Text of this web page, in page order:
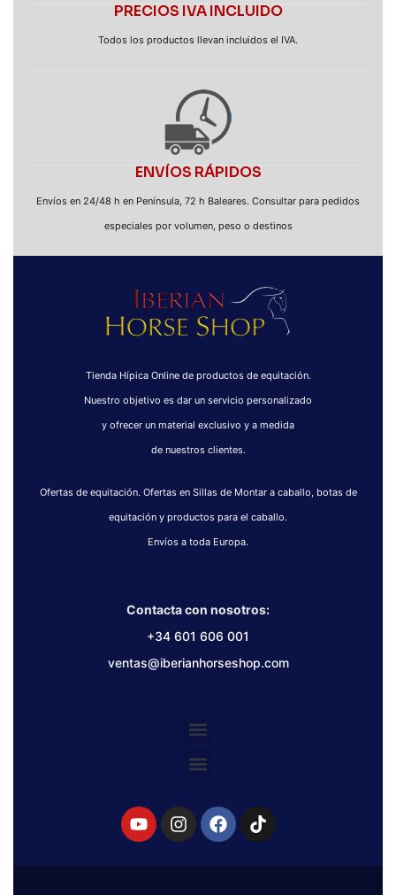
PRECIOS IVA INCLUIDO
Todos los productos llevan incluidos el IVA.
ENVÍOS RÁPIDOS
Envíos en 24/48 h en Península, 72 h Baleares. Consultar para pedidos
especiales por volumen, peso o destinos
Tienda Hípica Online de productos de equitación.
Nuestro objetivo es dar un servicio personalizado
y ofrecer un material exclusivo y a medida
de nuestros clientes.
Ofertas de equitación. Ofertas en Sillas de Montar a caballo, botas de
equitación y productos para el caballo.
Envíos a toda Europa.
Contacta con nosotros:
+34 601 606 001
ventas@iberianhorseshop.com